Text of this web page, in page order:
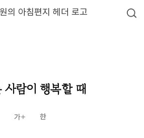
람이 행복할 때